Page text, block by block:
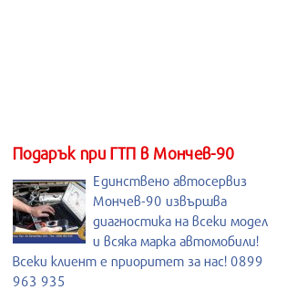
Подарък при ГТП в Мончев-90
Единствено автосервиз
Мончев-90 извършва
диагностика на всеки модел
и всяка марка автомобили!
Всеки клиент е приоритет за нас! 0899
963 935